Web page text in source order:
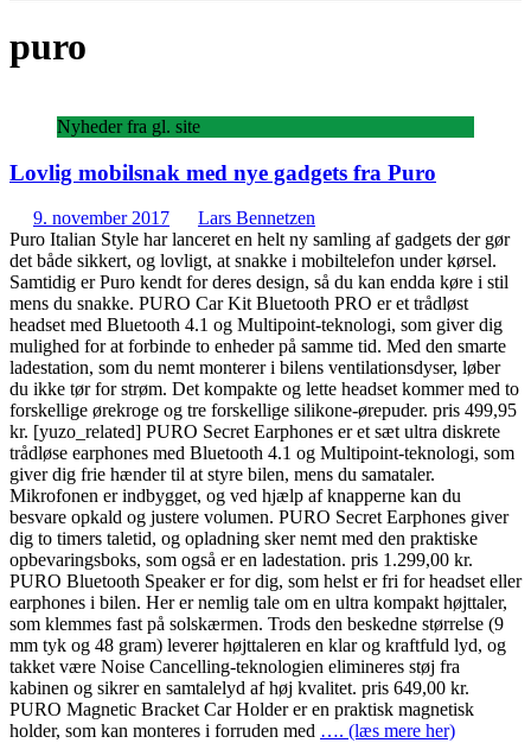
puro
Nyheder fra gl. site
Lovlig mobilsnak med nye gadgets fra Puro
9. november 2017
Lars Bennetzen
Puro Italian Style har lanceret en helt ny samling af gadgets der gør
det både sikkert, og lovligt, at snakke i mobiltelefon under kørsel.
Samtidig er Puro kendt for deres design, så du kan endda køre i stil
mens du snakke. PURO Car Kit Bluetooth PRO er et trådløst
headset med Bluetooth 4.1 og Multipoint-teknologi, som giver dig
mulighed for at forbinde to enheder på samme tid. Med den smarte
ladestation, som du nemt monterer i bilens ventilationsdyser, løber
du ikke tør for strøm. Det kompakte og lette headset kommer med to
forskellige ørekroge og tre forskellige silikone-ørepuder. pris 499,95
kr. [yuzo_related] PURO Secret Earphones er et sæt ultra diskrete
trådløse earphones med Bluetooth 4.1 og Multipoint-teknologi, som
giver dig frie hænder til at styre bilen, mens du samataler.
Mikrofonen er indbygget, og ved hjælp af knapperne kan du
besvare opkald og justere volumen. PURO Secret Earphones giver
dig to timers taletid, og opladning sker nemt med den praktiske
opbevaringsboks, som også er en ladestation. pris 1.299,00 kr.
PURO Bluetooth Speaker er for dig, som helst er fri for headset eller
earphones i bilen. Her er nemlig tale om en ultra kompakt højttaler,
som klemmes fast på solskærmen. Trods den beskedne størrelse (9
mm tyk og 48 gram) leverer højttaleren en klar og kraftfuld lyd, og
takket være Noise Cancelling-teknologien elimineres støj fra
kabinen og sikrer en samtalelyd af høj kvalitet. pris 649,00 kr.
PURO Magnetic Bracket Car Holder er en praktisk magnetisk
holder, som kan monteres i forruden med …. (læs mere her)